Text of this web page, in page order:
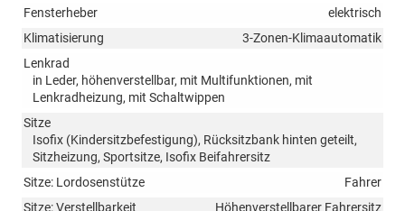
Fensterheber
elektrisch
Klimatisierung
3-Zonen-Klimaautomatik
Lenkrad
in Leder, höhenverstellbar, mit Multifunktionen, mit
Lenkradheizung, mit Schaltwippen
Sitze
Isofix (Kindersitzbefestigung), Rücksitzbank hinten geteilt,
Sitzheizung, Sportsitze, Isofix Beifahrersitz
Sitze: Lordosenstütze
Fahrer
Sitze: Verstellbarkeit
Höhenverstellbarer Fahrersitz